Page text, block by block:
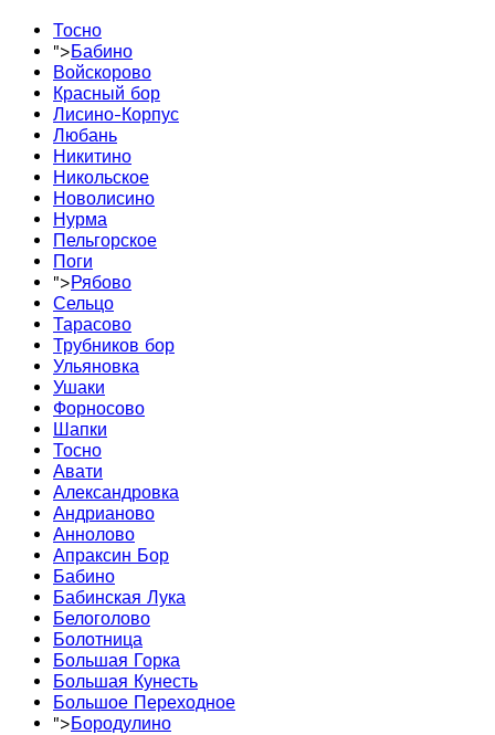
Тосно
">Бабино
Войскорово
Красный бор
Лисино-Корпус
Любань
Никитино
Никольское
Новолисино
Нурма
Пельгорское
Поги
">Рябово
Сельцо
Тарасово
Трубников бор
Ульяновка
Ушаки
Форносово
Шапки
Тосно
Авати
Александровка
Андрианово
Аннолово
Апраксин Бор
Бабино
Бабинская Лука
Белоголово
Болотница
Большая Горка
Большая Кунесть
Большое Переходное
">Бородулино